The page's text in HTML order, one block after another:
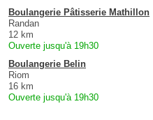
Boulangerie Pâtisserie Mathillon
Randan
12 km
Ouverte jusqu'à 19h30
Boulangerie Belin
Riom
16 km
Ouverte jusqu'à 19h30